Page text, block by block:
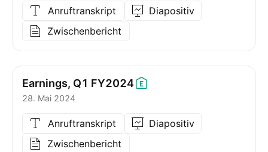
Anruftranskript
Diapositiv
Zwischenbericht
Earnings, Q1 FY2024
28. Mai 2024
Anruftranskript
Diapositiv
Zwischenbericht